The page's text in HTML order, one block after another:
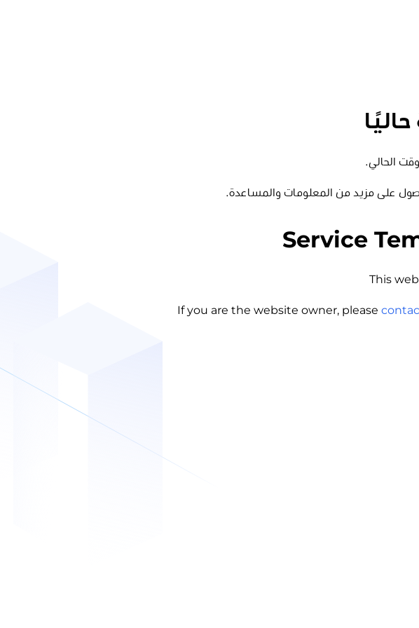
الحالي.
على مزيد من المعلومات والمساعدة.
Service
This
If you are the website owner, please